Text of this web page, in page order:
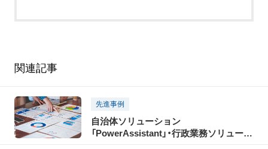
関連記事
先進事例
自治体ソリューション
「PowerAssistant」・行政業務ソリューシ